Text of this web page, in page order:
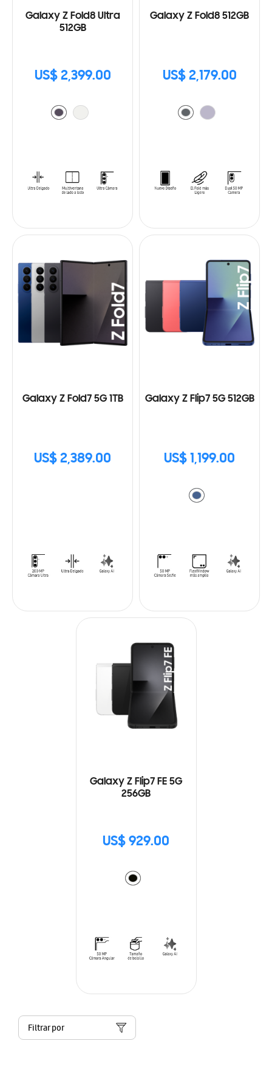
Galaxy Z Fold8 Ultra
512GB
US$ 2,399.00
Galaxy Z Fold8 512GB
US$ 2,179.00
Galaxy Z Fold7 5G 1TB
US$ 2,389.00
Galaxy Z Flip7 5G 512GB
US$ 1,199.00
Galaxy Z Flip7 FE 5G
256GB
US$ 929.00
Filtrar por